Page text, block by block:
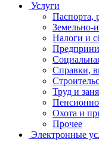
Услуги
Паспорта,
Земельно-
Налоги и
Справки,
Труд и
Охота и
Прочее
Электронные